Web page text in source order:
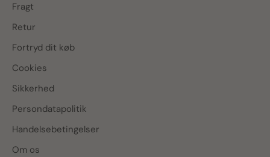
Fragt
Retur
Fortryd dit køb
Cookies
Sikkerhed
Persondatapolitik
Handelsebetingelser
Om os